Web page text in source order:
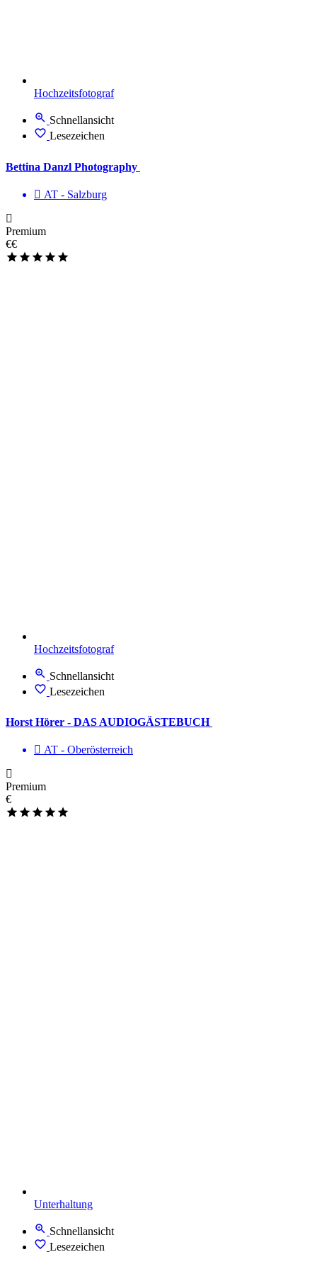
Hochzeitsfotograf
Schnellansicht
Lesezeichen
Bettina Danzl Photography
AT - Salzburg
Premium
€€
Hochzeitsfotograf
Schnellansicht
Lesezeichen
Horst Hörer - DAS AUDIOGÄSTEBUCH
AT - Ober­österreich
Premium
€
Unterhaltung
Schnellansicht
Lesezeichen